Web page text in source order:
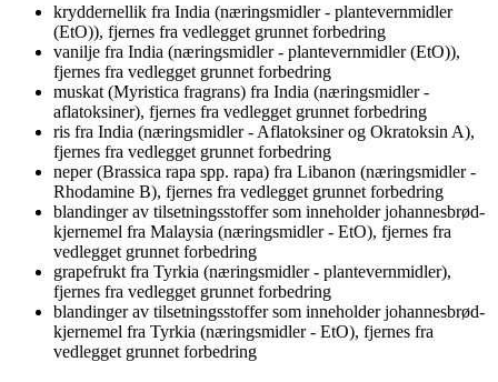
kryddernellik fra India (næringsmidler - plantevernmidler
(EtO)), fjernes fra vedlegget grunnet forbedring
vanilje fra India (næringsmidler - plantevernmidler (EtO)),
fjernes fra vedlegget grunnet forbedring
muskat (Myristica fragrans) fra India (næringsmidler -
aflatoksiner), fjernes fra vedlegget grunnet forbedring
ris fra India (næringsmidler - Aflatoksiner og Okratoksin A),
fjernes fra vedlegget grunnet forbedring
neper (Brassica rapa spp. rapa) fra Libanon (næringsmidler -
Rhodamine B), fjernes fra vedlegget grunnet forbedring
blandinger av tilsetningsstoffer som inneholder johannesbrød-
kjernemel fra Malaysia (næringsmidler - EtO), fjernes fra
vedlegget grunnet forbedring
grapefrukt fra Tyrkia (næringsmidler - plantevernmidler),
fjernes fra vedlegget grunnet forbedring
blandinger av tilsetningsstoffer som inneholder johannesbrød-
kjernemel fra Tyrkia (næringsmidler - EtO), fjernes fra
vedlegget grunnet forbedring